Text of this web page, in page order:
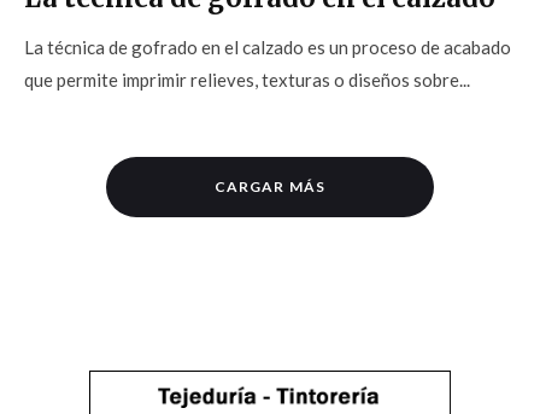
La técnica de gofrado en el calzado es un proceso de acabado
que permite imprimir relieves, texturas o diseños sobre...
CARGAR MÁS